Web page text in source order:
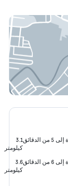
الدقائق
3.1
كيلومتر
الدقائق
3.6
كيلومتر